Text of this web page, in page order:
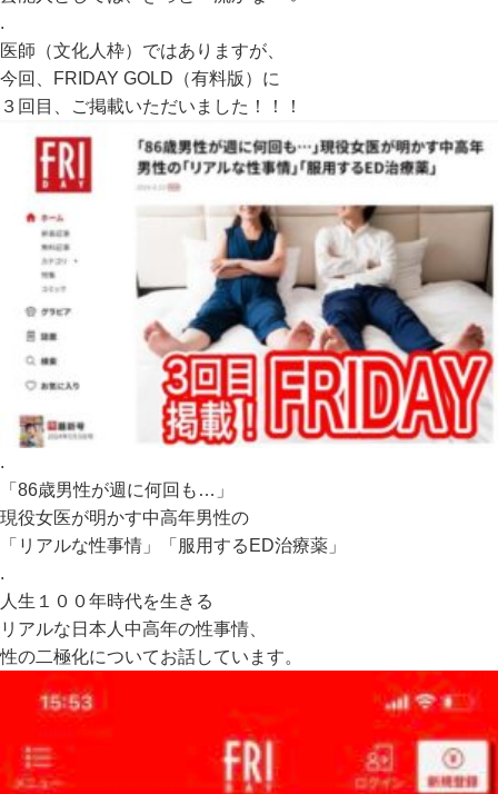
.
医師（文化人枠）ではありますが、
今回、FRIDAY GOLD（有料版）に
３回目、ご掲載いただいました！！！
.
「86歳男性が週に何回も…」
現役女医が明かす中高年男性の
「リアルな性事情」「服用するED治療薬」
.
人生１００年時代を生きる
リアルな日本人中高年の性事情、
性の二極化についてお話しています。